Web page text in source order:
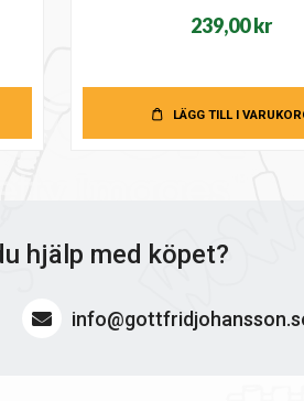
239,00kr
LÄGG TILL I
hjälp med köpet?